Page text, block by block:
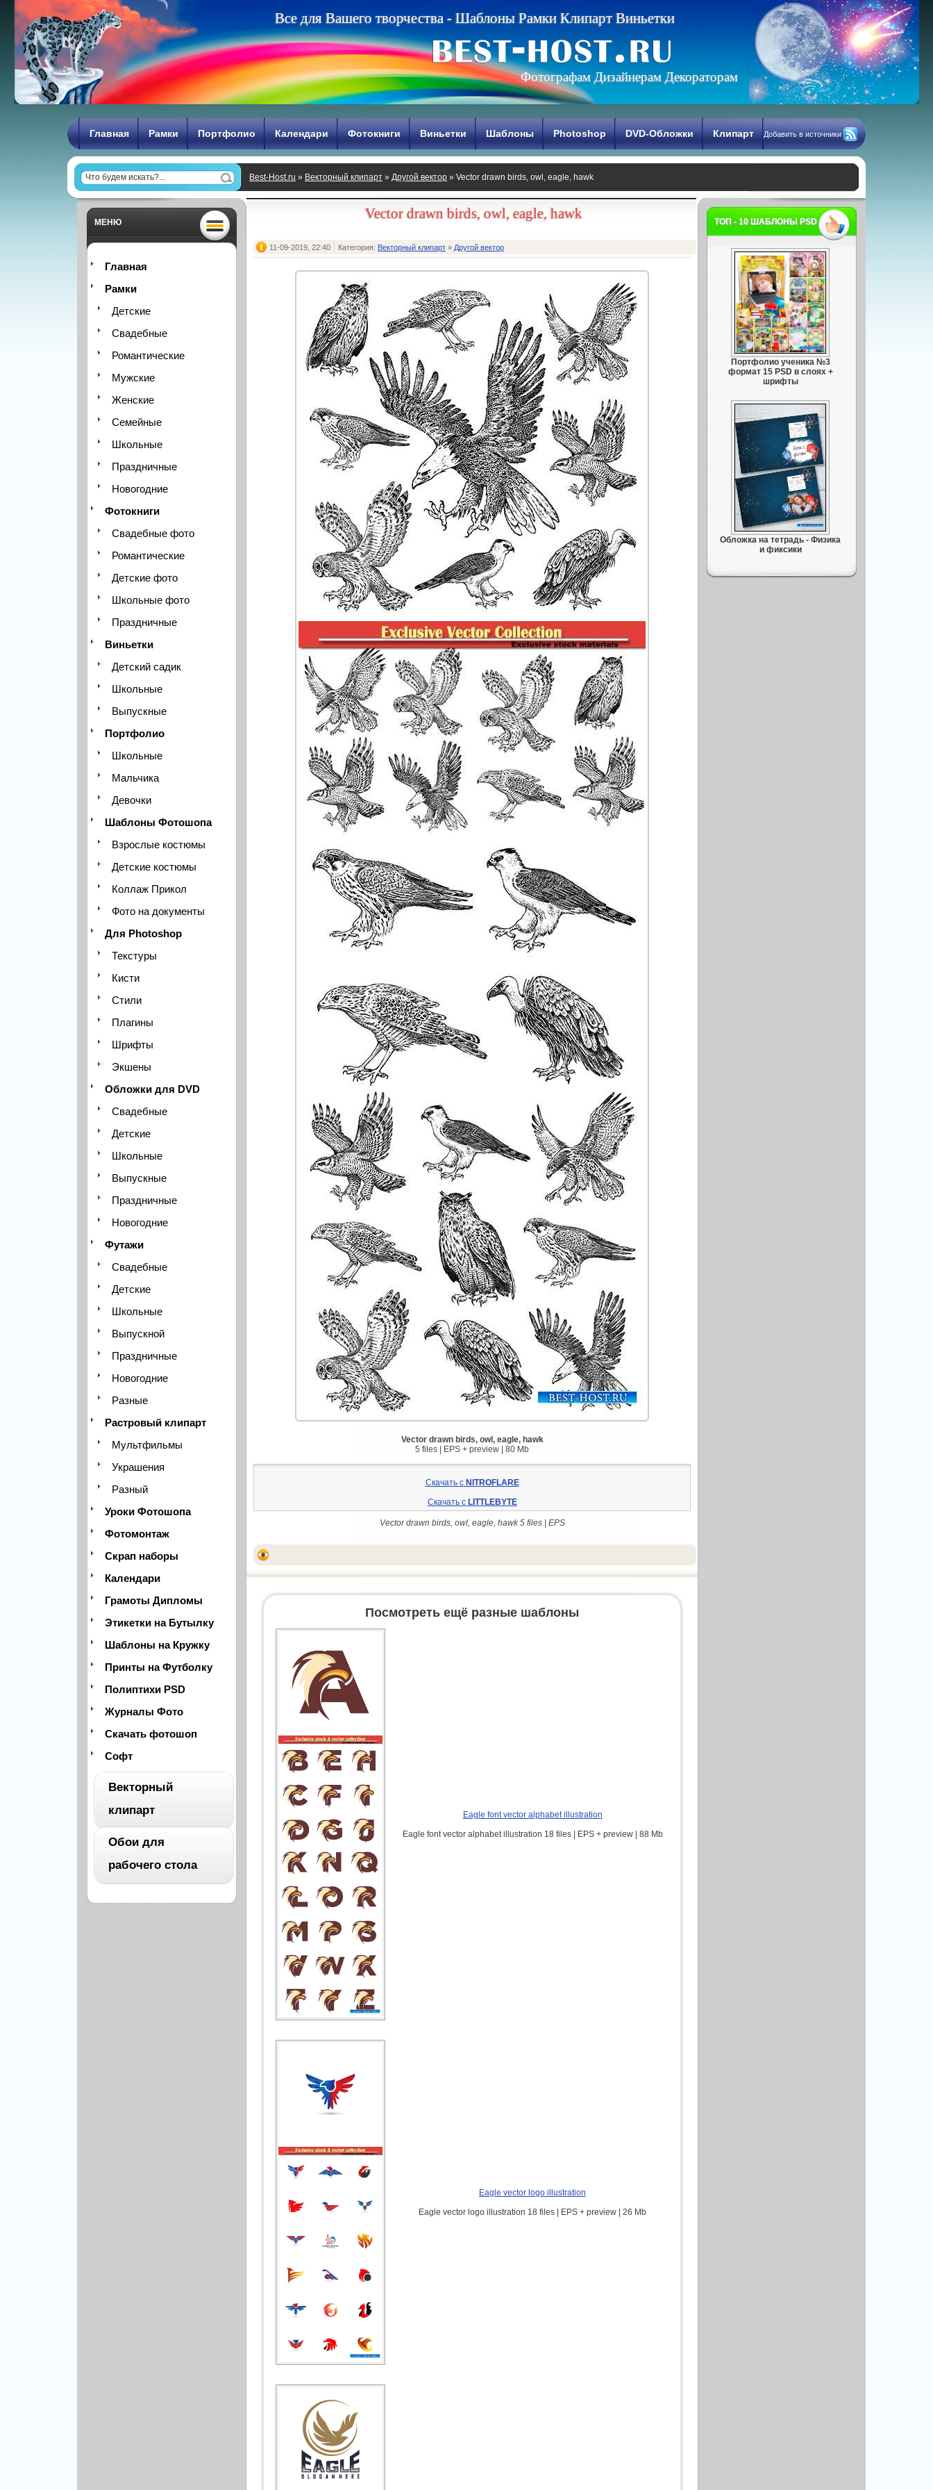
Все для Вашего творчества - Шаблоны Рамки Клипарт Виньетки
Фотографам Дизайнерам Декораторам
Главная Рамки Портфолио Календари Фотокниги Виньетки Шаблоны Photoshop DVD-Обложки Клипарт Добавить в источники
Best-Host.ru » Векторный клипарт » Другой вектор » Vector drawn birds, owl, eagle, hawk
МЕНЮ
Главная
Рамки
Детские
Свадебные
Романтические
Мужские
Женские
Семейные
Школьные
Праздничные
Новогодние
Фотокниги
Свадебные фото
Романтические
Детские фото
Школьные фото
Праздничные
Виньетки
Детский садик
Школьные
Выпускные
Портфолио
Школьные
Мальчика
Девочки
Шаблоны Фотошопа
Взрослые костюмы
Детские костюмы
Коллаж Прикол
Фото на документы
Для Photoshop
Текстуры
Кисти
Стили
Плагины
Шрифты
Экшены
Обложки для DVD
Свадебные
Детские
Школьные
Выпускные
Праздничные
Новогодние
Футажи
Свадебные
Детские
Школьные
Выпускной
Праздничные
Новогодние
Разные
Растровый клипарт
Мультфильмы
Украшения
Разный
Уроки Фотошопа
Фотомонтаж
Скрап наборы
Календари
Грамоты Дипломы
Этикетки на Бутылку
Шаблоны на Кружку
Принты на Футболку
Полиптихи PSD
Журналы Фото
Скачать фотошоп
Софт
Векторный
клипарт
Архитектура
Обои для
рабочего стола
ВСЕ
Vector drawn birds, owl, eagle, hawk
11-09-2019, 22:40 Категория: Векторный клипарт » Другой вектор
Vector drawn birds, owl, eagle, hawk
5 files | EPS + preview | 80 Mb
Скачать с NITROFLARE
Скачать с LITTLEBYTE
Vector drawn birds, owl, eagle, hawk 5 files | EPS
Посмотреть ещё разные шаблоны
Eagle font vector alphabet illustration
Eagle font vector alphabet illustration 18 files | EPS + preview | 88 Mb
Eagle vector logo illustration
Eagle vector logo illustration 18 files | EPS + preview | 26 Mb
ТОП - 10 ШАБЛОНЫ PSD
Портфолио ученика №3
формат 15 PSD в слоях +
шрифты
Обложка на тетрадь - Физика
и фиксики